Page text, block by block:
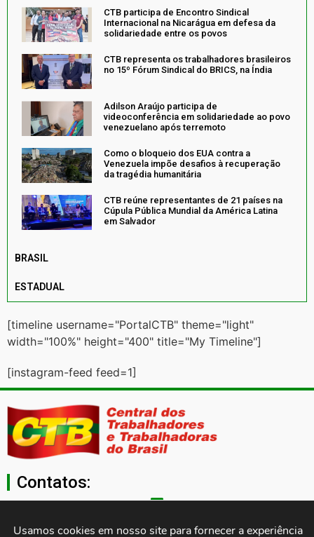
CTB participa de Encontro Sindical
Internacional na Nicarágua em defesa da
solidariedade entre os povos
CTB representa os trabalhadores brasileiros
no 15º Fórum Sindical do BRICS, na Índia
Adilson Araújo participa de
videoconferência em solidariedade ao povo
venezuelano após terremoto
Como o bloqueio dos EUA contra a
Venezuela impõe desafios à recuperação
da tragédia humanitária
CTB reúne representantes de 21 países na
Cúpula Pública Mundial da América Latina
em Salvador
BRASIL
ESTADUAL
[timeline username="PortalCTB" theme="light"
width="100%" height="400" title="My Timeline"]
[instagram-feed feed=1]
Contatos:
Usamos cookies em nosso site para fornecer a experiência